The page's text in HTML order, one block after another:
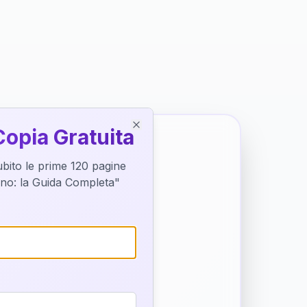
di
Gratuita
le prime 120 pagine
la Guida Completa"